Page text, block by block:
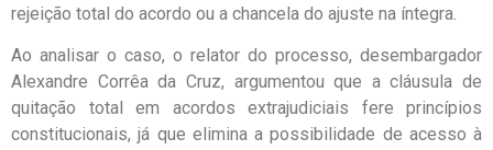
rejeição total do acordo ou a chancela do ajuste na íntegra.
Ao analisar o caso, o relator do processo, desembargador
Alexandre Corrêa da Cruz, argumentou que a cláusula de
quitação total em acordos extrajudiciais fere princípios
constitucionais, já que elimina a possibilidade de acesso à